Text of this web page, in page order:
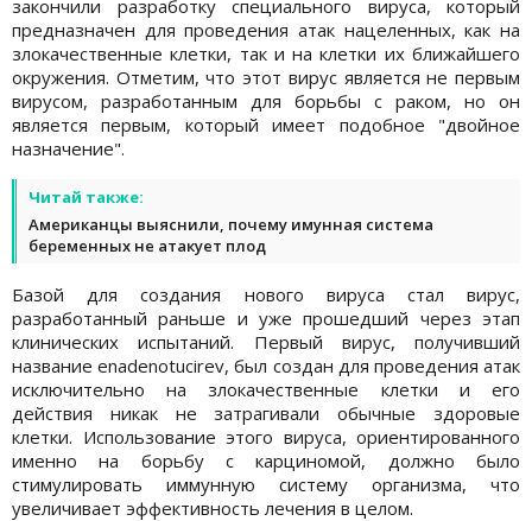
закончили разработку специального вируса, который
предназначен для проведения атак нацеленных, как на
злокачественные клетки, так и на клетки их ближайшего
окружения. Отметим, что этот вирус является не первым
вирусом, разработанным для борьбы с раком, но он
является первым, который имеет подобное "двойное
назначение".
Читай также:
Американцы выяснили, почему имунная система
беременных не атакует плод
Базой для создания нового вируса стал вирус,
разработанный раньше и уже прошедший через этап
клинических испытаний. Первый вирус, получивший
название enadenotucirev, был создан для проведения атак
исключительно на злокачественные клетки и его
действия никак не затрагивали обычные здоровые
клетки. Использование этого вируса, ориентированного
именно на борьбу с карциномой, должно было
стимулировать иммунную систему организма, что
увеличивает эффективность лечения в целом.